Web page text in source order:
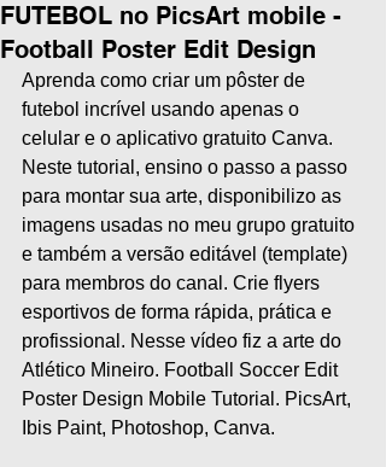
FUTEBOL no PicsArt mobile -
Football Poster Edit Design
Aprenda como criar um pôster de
futebol incrível usando apenas o
celular e o aplicativo gratuito Canva.
Neste tutorial, ensino o passo a passo
para montar sua arte, disponibilizo as
imagens usadas no meu grupo gratuito
e também a versão editável (template)
para membros do canal. Crie flyers
esportivos de forma rápida, prática e
profissional. Nesse vídeo fiz a arte do
Atlético Mineiro. Football Soccer Edit
Poster Design Mobile Tutorial. PicsArt,
Ibis Paint, Photoshop, Canva.